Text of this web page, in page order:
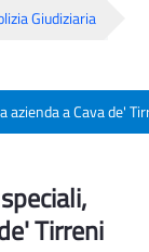
Giudiziaria
azienda a Cava de'
Tirreni